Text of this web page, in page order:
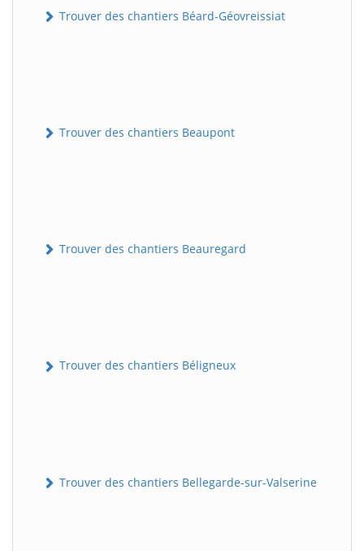
Trouver des chantiers Béard-Géovreissiat
Trouver des chantiers Beaupont
Trouver des chantiers Beauregard
Trouver des chantiers Béligneux
Trouver des chantiers Bellegarde-sur-Valserine